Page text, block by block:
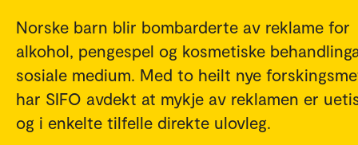
Norske barn blir bombarderte av reklame for
alkohol, pengespel og kosmetiske
sosiale medium. Med to heilt nye
har SIFO avdekt at mykje av reklamen er
og i enkelte tilfelle direkte ulovleg.